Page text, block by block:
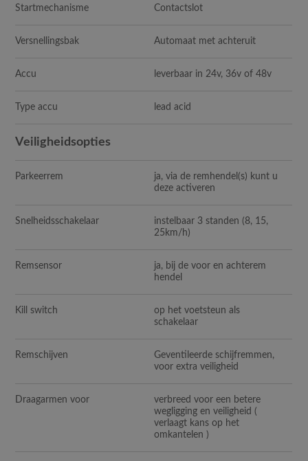
Startmechanisme Contactslot
Versnellingsbak Automaat met achteruit
Accu leverbaar in 24v, 36v of 48v
Type accu lead acid
Veiligheidsopties
Parkeerrem
ja, via de remhendel(s) kunt u
deze activeren
Snelheidsschakelaar
instelbaar 3 standen (8, 15,
25km/h)
Remsensor
ja, bij de voor en achterem
hendel
Kill switch
op het voetsteun als
schakelaar
Remschijven
Geventileerde schijfremmen,
voor extra veiligheid
Draagarmen voor
verbreed voor een betere
wegligging en veiligheid (
verlaagt kans op het
omkantelen )